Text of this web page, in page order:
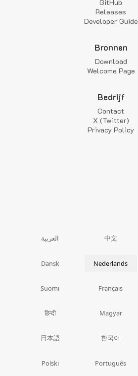
GitHub
Releases
Developer Guide
Bronnen
Download
Welcome Page
Bedrijf
Contact
X (Twitter)
Privacy Policy
العربية 中文
Dansk Nederlands
Suomi Français
हिन्दी Magyar
日本語 한국어
Polski Português